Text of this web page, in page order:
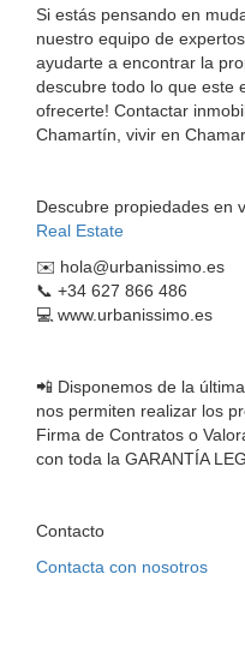
Si estás pensando en
nuestro equipo de
ayudarte a encontrar la
descubre todo lo que este
ofrecerte! Contactar
Chamartín, vivir en
Descubre propiedades en
Real Estate
✉️ hola@urbanissimo.es
📞 +34 627 866 486
💻 www.urbanissimo.es
📲 Disponemos de la
nos permiten realizar los
Firma de Contratos o
con toda la GARANTÍA
Contacto
Contacta con nosotros